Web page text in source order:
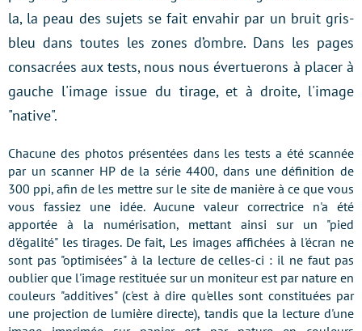
la, la peau des sujets se fait envahir par un bruit gris-
bleu dans toutes les zones d’ombre. Dans les pages
consacrées aux tests, nous nous évertuerons à placer à
gauche l'image issue du tirage, et à droite, l'image
"native".
Chacune des photos présentées dans les tests a été scannée
par un scanner HP de la série 4400, dans une définition de
300 ppi, afin de les mettre sur le site de manière à ce que vous
vous fassiez une idée. Aucune valeur correctrice n'a été
apportée à la numérisation, mettant ainsi sur un "pied
d'égalité" les tirages. De fait, Les images affichées à l'écran ne
sont pas "optimisées" à la lecture de celles-ci : il ne faut pas
oublier que l'image restituée sur un moniteur est par nature en
couleurs "additives" (c'est à dire qu'elles sont constituées par
une projection de lumière directe), tandis que la lecture d'une